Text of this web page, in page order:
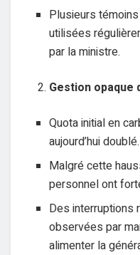
Plusieurs
utilisées
par la ministre.
Gestion opaque
Quota initial en
aujourd’hui doublé.
Malgré cette
personnel ont
Des interruptions
observées par
alimenter la